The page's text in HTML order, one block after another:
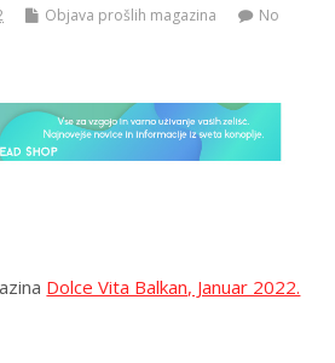
Objava prošlih magazina
No
Dolce Vita Balkan, Januar 2022.